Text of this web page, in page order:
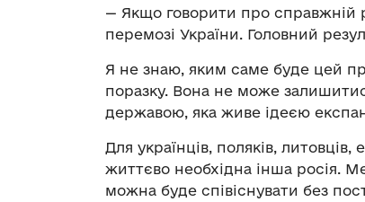
— Якщо говорити про справжній
перемозі України. Головний
Я не знаю, яким саме буде цей
поразку. Вона не може
державою, яка живе ідеєю
Для українців, поляків, литовців,
життєво необхідна інша росія.
можна буде співіснувати без